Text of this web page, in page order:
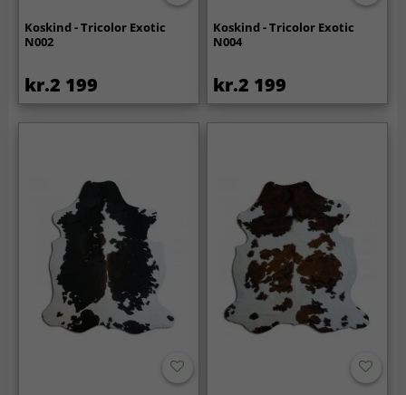
Koskind - Tricolor Exotic
N002
kr.2 199
Koskind - Tricolor Exotic
N004
kr.2 199